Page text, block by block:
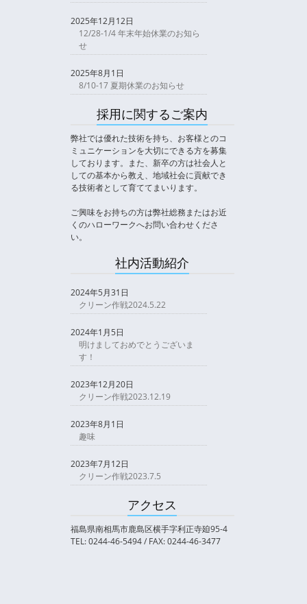
2025年12月12日
12/28-1/4 年末年始休業のお知ら
せ
2025年8月1日
8/10-17 夏期休業のお知らせ
採用に関するご案内
弊社では優れた技術を持ち、お客様とのコ
ミュニケーションを大切にできる方を募集
しております。また、新卒の方は社会人と
しての基本から教え、地域社会に貢献でき
る技術者として育ててまいります。
ご興味をお持ちの方は弊社総務またはお近
くのハローワークへお問い合わせくださ
い。
社内活動紹介
2024年5月31日
クリーン作戦2024.5.22
2024年1月5日
明けましておめでとうございま
す！
2023年12月20日
クリーン作戦2023.12.19
2023年8月1日
趣味
2023年7月12日
クリーン作戦2023.7.5
アクセス
福島県南相馬市鹿島区横手字利正寺廹95-4
TEL: 0244-46-5494 / FAX: 0244-46-3477